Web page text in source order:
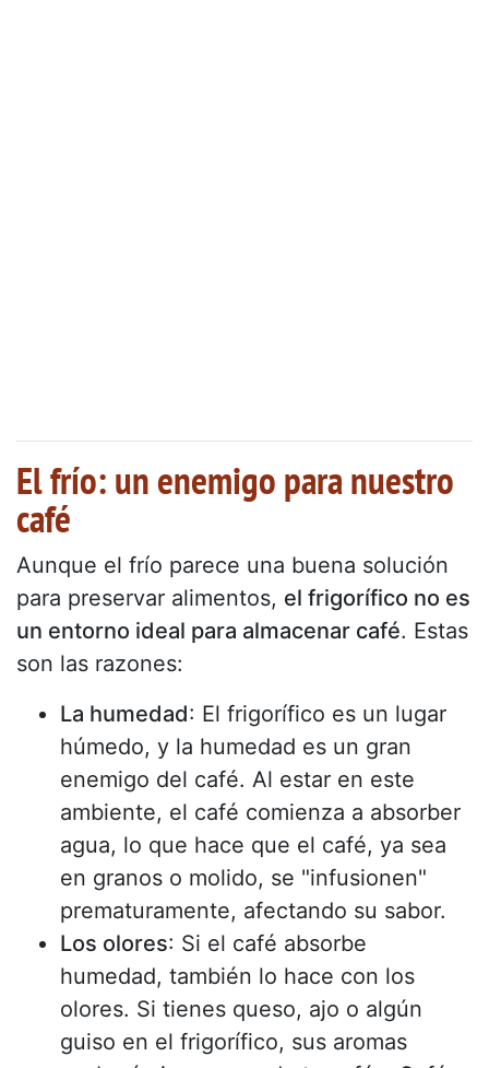
El frío: un enemigo para nuestro
café
Aunque el frío parece una buena solución
para preservar alimentos, el frigorífico no es
un entorno ideal para almacenar café. Estas
son las razones:
La humedad: El frigorífico es un lugar
húmedo, y la humedad es un gran
enemigo del café. Al estar en este
ambiente, el café comienza a absorber
agua, lo que hace que el café, ya sea
en granos o molido, se "infusionen"
prematuramente, afectando su sabor.
Los olores: Si el café absorbe
humedad, también lo hace con los
olores. Si tienes queso, ajo o algún
guiso en el frigorífico, sus aromas